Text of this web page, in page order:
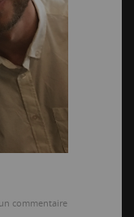
commentaire